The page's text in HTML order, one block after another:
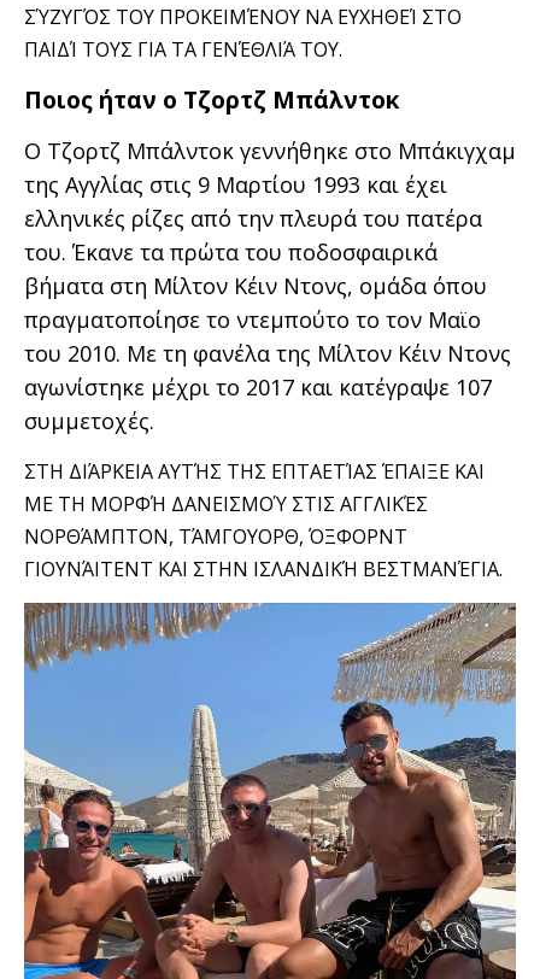
ΣΎΖΥΓΌΣ ΤΟΥ ΠΡΟΚΕΙΜΈΝΟΥ ΝΑ ΕΥΧΗΘΕΊ ΣΤΟ
ΠΑΙΔΊ ΤΟΥΣ ΓΙΑ ΤΑ ΓΕΝΈΘΛΙΆ ΤΟΥ.
Ποιος ήταν ο Τζορτζ Μπάλντοκ
O Τζορτζ Μπάλντοκ γεννήθηκε στο Μπάκιγχαμ
της Αγγλίας στις 9 Μαρτίου 1993 και έχει
ελληνικές ρίζες από την πλευρά του πατέρα
του. Έκανε τα πρώτα του ποδοσφαιρικά
βήματα στη Μίλτον Κέιν Ντονς, ομάδα όπου
πραγματοποίησε το ντεμπούτο το τον Μαϊο
του 2010. Με τη φανέλα της Μίλτον Κέιν Ντονς
αγωνίστηκε μέχρι το 2017 και κατέγραψε 107
συμμετοχές.
ΣΤΗ ΔΙΆΡΚΕΙΑ ΑΥΤΉΣ ΤΗΣ ΕΠΤΑΕΤΊΑΣ ΈΠΑΙΞΕ ΚΑΙ
ΜΕ ΤΗ ΜΟΡΦΉ ΔΑΝΕΙΣΜΟΎ ΣΤΙΣ ΑΓΓΛΙΚΈΣ
ΝΟΡΘΆΜΠΤΟΝ, ΤΆΜΓΟΥΟΡΘ, ΌΞΦΟΡΝΤ
ΓΙΟΥΝΆΙΤΕΝΤ ΚΑΙ ΣΤΗΝ ΙΣΛΑΝΔΙΚΉ ΒΕΣΤΜΑΝΈΓΙΑ.